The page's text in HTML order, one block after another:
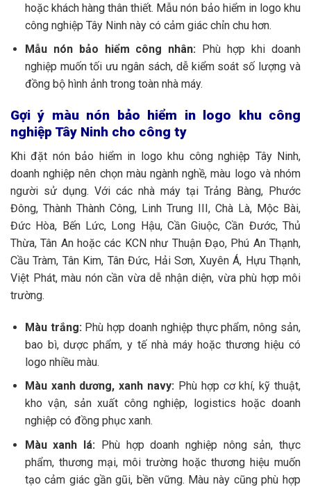
hoặc khách hàng thân thiết. Mẫu nón bảo hiểm in logo khu
công nghiệp Tây Ninh này có cảm giác chỉn chu hơn.
Mẫu nón bảo hiểm công nhân: Phù hợp khi doanh
nghiệp muốn tối ưu ngân sách, dễ kiểm soát số lượng và
đồng bộ hình ảnh trong toàn nhà máy.
Gợi ý màu nón bảo hiểm in logo khu công
nghiệp Tây Ninh cho công ty
Khi đặt nón bảo hiểm in logo khu công nghiệp Tây Ninh,
doanh nghiệp nên chọn màu ngành nghề, màu logo và nhóm
người sử dụng. Với các nhà máy tại Trảng Bàng, Phước
Đông, Thành Thành Công, Linh Trung III, Chà Là, Mộc Bài,
Đức Hòa, Bến Lức, Long Hậu, Cần Giuộc, Cần Đước, Thủ
Thừa, Tân An hoặc các KCN như Thuận Đạo, Phú An Thạnh,
Cầu Tràm, Tân Kim, Tân Đức, Hải Sơn, Xuyên Á, Hựu Thạnh,
Việt Phát, màu nón cần vừa dễ nhận diện, vừa phù hợp môi
trường.
Màu trắng: Phù hợp doanh nghiệp thực phẩm, nông sản,
bao bì, dược phẩm, y tế nhà máy hoặc thương hiệu có
logo nhiều màu.
Màu xanh dương, xanh navy: Phù hợp cơ khí, kỹ thuật,
kho vận, sản xuất công nghiệp, logistics hoặc doanh
nghiệp có đồng phục xanh.
Màu xanh lá: Phù hợp doanh nghiệp nông sản, thực
phẩm, thương mại, môi trường hoặc thương hiệu muốn
tạo cảm giác gần gũi, bền vững. Màu này cũng phù hợp